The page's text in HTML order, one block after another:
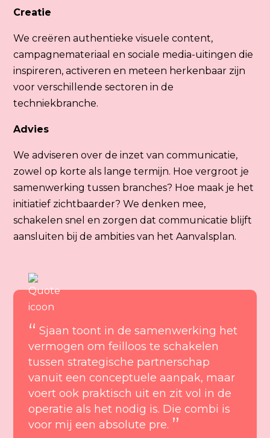
Creatie
We creëren authentieke visuele content,
campagnemateriaal en sociale media-uitingen die
inspireren, activeren en meteen herkenbaar zijn
voor verschillende sectoren in de
techniekbranche.
Advies
We adviseren over de inzet van communicatie,
zowel op korte als lange termijn. Hoe vergroot je
samenwerking tussen branches? Hoe maak je het
initiatief zichtbaarder? We denken mee,
schakelen snel en zorgen dat communicatie blijft
aansluiten bij de ambities van het Aanvalsplan.
“ Sjaan toont in de samenwerking het
vermogen om feilloos te schakelen
tussen strategische partnerschap
vanuit een conceptuele aanpak, maar
voert ook praktisch uit en zit vol in de
operatie als het nodig is. Die combi is
voor mij een absolute pre. ”